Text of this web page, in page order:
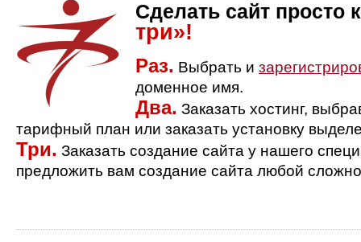
Сделать сайт просто
три»!
Раз. Выбрать и
доменное имя.
Два. Заказать хостинг,
тарифный план или заказать установку
Три. Заказать создание сайта у нашего
предложить вам создание сайта любой